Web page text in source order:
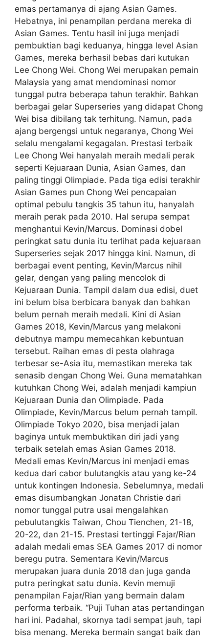
emas pertamanya di ajang Asian Games.
Hebatnya, ini penampilan perdana mereka di
Asian Games. Tentu hasil ini juga menjadi
pembuktian bagi keduanya, hingga level Asian
Games, mereka berhasil bebas dari kutukan
Lee Chong Wei. Chong Wei merupakan pemain
Malaysia yang amat mendominasi nomor
tunggal putra beberapa tahun terakhir. Bahkan
berbagai gelar Superseries yang didapat Chong
Wei bisa dibilang tak terhitung. Namun, pada
ajang bergengsi untuk negaranya, Chong Wei
selalu mengalami kegagalan. Prestasi terbaik
Lee Chong Wei hanyalah meraih medali perak
seperti Kejuaraan Dunia, Asian Games, dan
paling tinggi Olimpiade. Pada tiga edisi terakhir
Asian Games pun Chong Wei pencapaian
optimal pebulu tangkis 35 tahun itu, hanyalah
meraih perak pada 2010. Hal serupa sempat
menghantui Kevin/Marcus. Dominasi dobel
peringkat satu dunia itu terlihat pada kejuaraan
Superseries sejak 2017 hingga kini. Namun, di
berbagai event penting, Kevin/Marcus nihil
gelar, dengan yang paling mencolok di
Kejuaraan Dunia. Tampil dalam dua edisi, duet
ini belum bisa berbicara banyak dan bahkan
belum pernah meraih medali. Kini di Asian
Games 2018, Kevin/Marcus yang melakoni
debutnya mampu memecahkan kebuntuan
tersebut. Raihan emas di pesta olahraga
terbesar se-Asia itu, memastikan mereka tak
senasib dengan Chong Wei. Guna mematahkan
kutuhkan Chong Wei, adalah menjadi kampiun
Kejuaraan Dunia dan Olimpiade. Pada
Olimpiade, Kevin/Marcus belum pernah tampil.
Olimpiade Tokyo 2020, bisa menjadi jalan
baginya untuk membuktikan diri jadi yang
terbaik setelah emas Asian Games 2018.
Medali emas Kevin/Marcus ini menjadi emas
kedua dari cabor bulutangkis atau yang ke-24
untuk kontingen Indonesia. Sebelumnya, medali
emas disumbangkan Jonatan Christie dari
nomor tunggal putra usai mengalahkan
pebulutangkis Taiwan, Chou Tienchen, 21-18,
20-22, dan 21-15. Prestasi tertinggi Fajar/Rian
adalah medali emas SEA Games 2017 di nomor
beregu putra. Sementara Kevin/Marcus
merupakan juara dunia 2018 dan juga ganda
putra peringkat satu dunia. Kevin memuji
penampilan Fajar/Rian yang bermain dalam
performa terbaik. “Puji Tuhan atas pertandingan
hari ini. Padahal, skornya tadi sempat jauh, tapi
bisa menang. Mereka bermain sangat baik dan